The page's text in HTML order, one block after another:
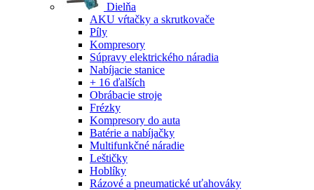
Dielňa
AKU vŕtačky a skrutkovače
Píly
Kompresory
Súpravy elektrického náradia
Nabíjacie stanice
+ 16 ďalších
Obrábacie stroje
Frézky
Kompresory do auta
Batérie a nabíjačky
Multifunkčné náradie
Leštičky
Hoblíky
Rázové a pneumatické uťahováky